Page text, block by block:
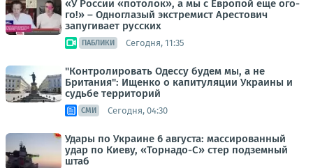
«У России «потолок», а мы с Европой еще ого-
го!» – Одноглазый экстремист Арестович
запугивает русских
ПАБЛИКИ Сегодня, 11:35
"Контролировать Одессу будем мы, а не
Британия": Ищенко о капитуляции Украины и
судьбе территорий
СМИ Сегодня, 04:30
Удары по Украине 6 августа: массированный
удар по Киеву, «Торнадо-С» стер подземный
штаб